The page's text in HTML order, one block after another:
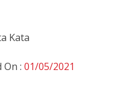
On : 01/05/2021